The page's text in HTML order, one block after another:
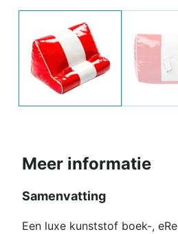
Meer informatie
Samenvatting
Een luxe kunststof boek-,